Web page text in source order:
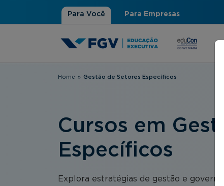
Para Você Para Empresas
Você está aqui
Home » Gestão de Setores Específicos
Cursos em
Específicos
Explora estratégias de gestão e